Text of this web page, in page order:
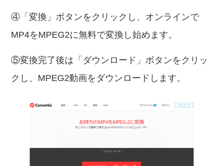
④「変換」ボタンをクリックし、オンラインで
MP4をMPEG2に無料で変換し始めます。
⑤変換完了後は「ダウンロード」ボタンをクリッ
クし、MPEG2動画をダウンロードします。